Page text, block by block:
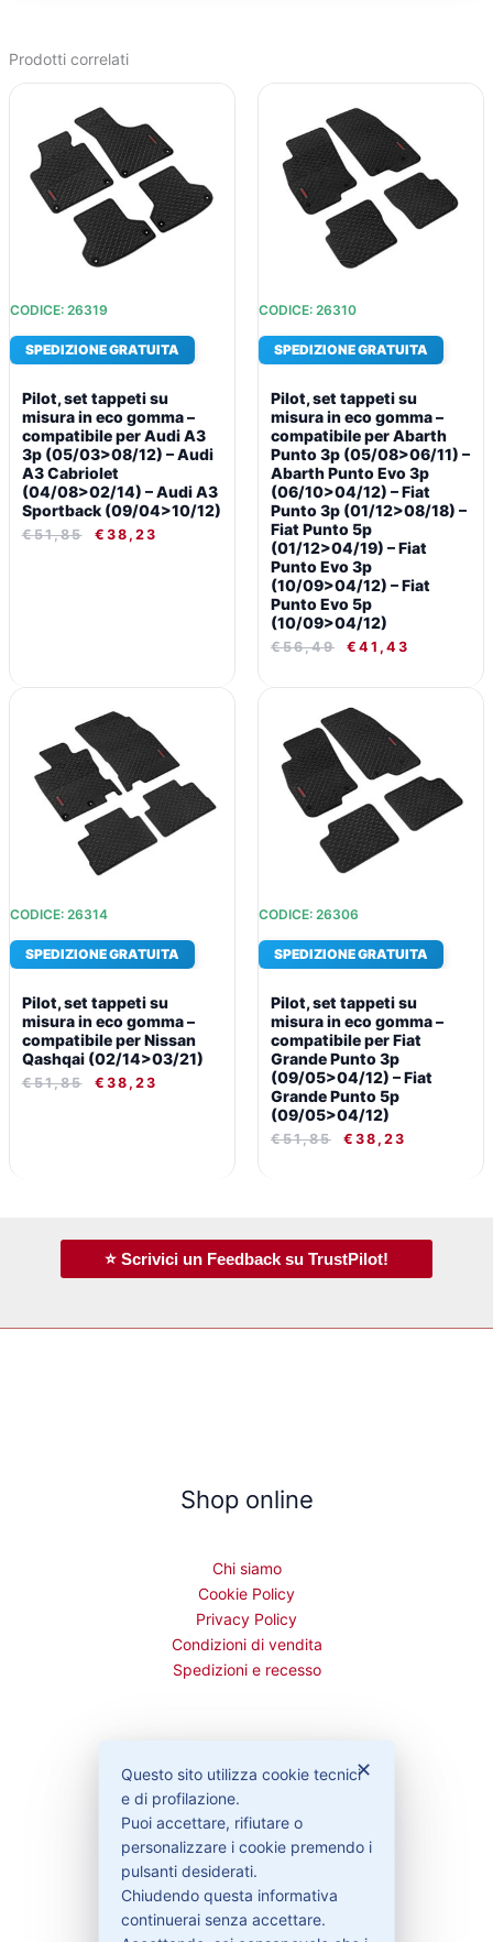
Prodotti correlati
CODICE: 26319
SPEDIZIONE GRATUITA
Pilot, set tappeti su
misura in eco gomma –
compatibile per Audi A3
3p (05/03>08/12) – Audi
A3 Cabriolet
(04/08>02/14) – Audi A3
Sportback (09/04>10/12)
€51,85
PREZZO
ORIGINALE
ERA:
€51,85.
€ 38,23
È:
€38,23.
CODICE: 26310
SPEDIZIONE GRATUITA
Pilot, set tappeti su
misura in eco gomma –
compatibile per Abarth
Punto 3p (05/08>06/11) –
Abarth Punto Evo 3p
(06/10>04/12) – Fiat
Punto 3p (01/12>08/18) –
Fiat Punto 5p
(01/12>04/19) – Fiat
Punto Evo 3p
(10/09>04/12) – Fiat
Punto Evo 5p
(10/09>04/12)
€56,49
PREZZO
ORIGINALE
ERA:
€56,49.
€ 41,43
È:
€41,43.
CODICE: 26314
SPEDIZIONE GRATUITA
Pilot, set tappeti su
misura in eco gomma –
compatibile per Nissan
Qashqai (02/14>03/21)
€51,85
PREZZO
ORIGINALE
ERA:
€51,85.
€ 38,23
È:
€38,23.
CODICE: 26306
SPEDIZIONE GRATUITA
Pilot, set tappeti su
misura in eco gomma –
compatibile per Fiat
Grande Punto 3p
(09/05>04/12) – Fiat
Grande Punto 5p
(09/05>04/12)
€51,85
PREZZO
ORIGINALE
ERA:
€51,85.
€ 38,23
È:
€38,23.
⭐ Scrivici un Feedback su TrustPilot!
Shop online
Chi siamo
Cookie Policy
Privacy Policy
Condizioni di vendita
Spedizioni e recesso
Bisogno di aiuto?
Contattaci
Garanzie
✕
Questo sito utilizza cookie tecnici
e di profilazione.
Puoi accettare, rifiutare o
personalizzare i cookie premendo i
pulsanti desiderati.
Chiudendo questa informativa
continuerai senza accettare.